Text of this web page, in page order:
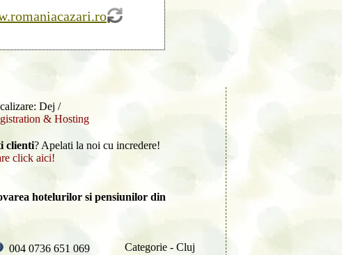
Dej /
& Hosting
clienti? Apelati la noi cu incredere!
click aici!
hotelurilor si pensiunilor din
004 0736 651 069 Categorie - Cluj